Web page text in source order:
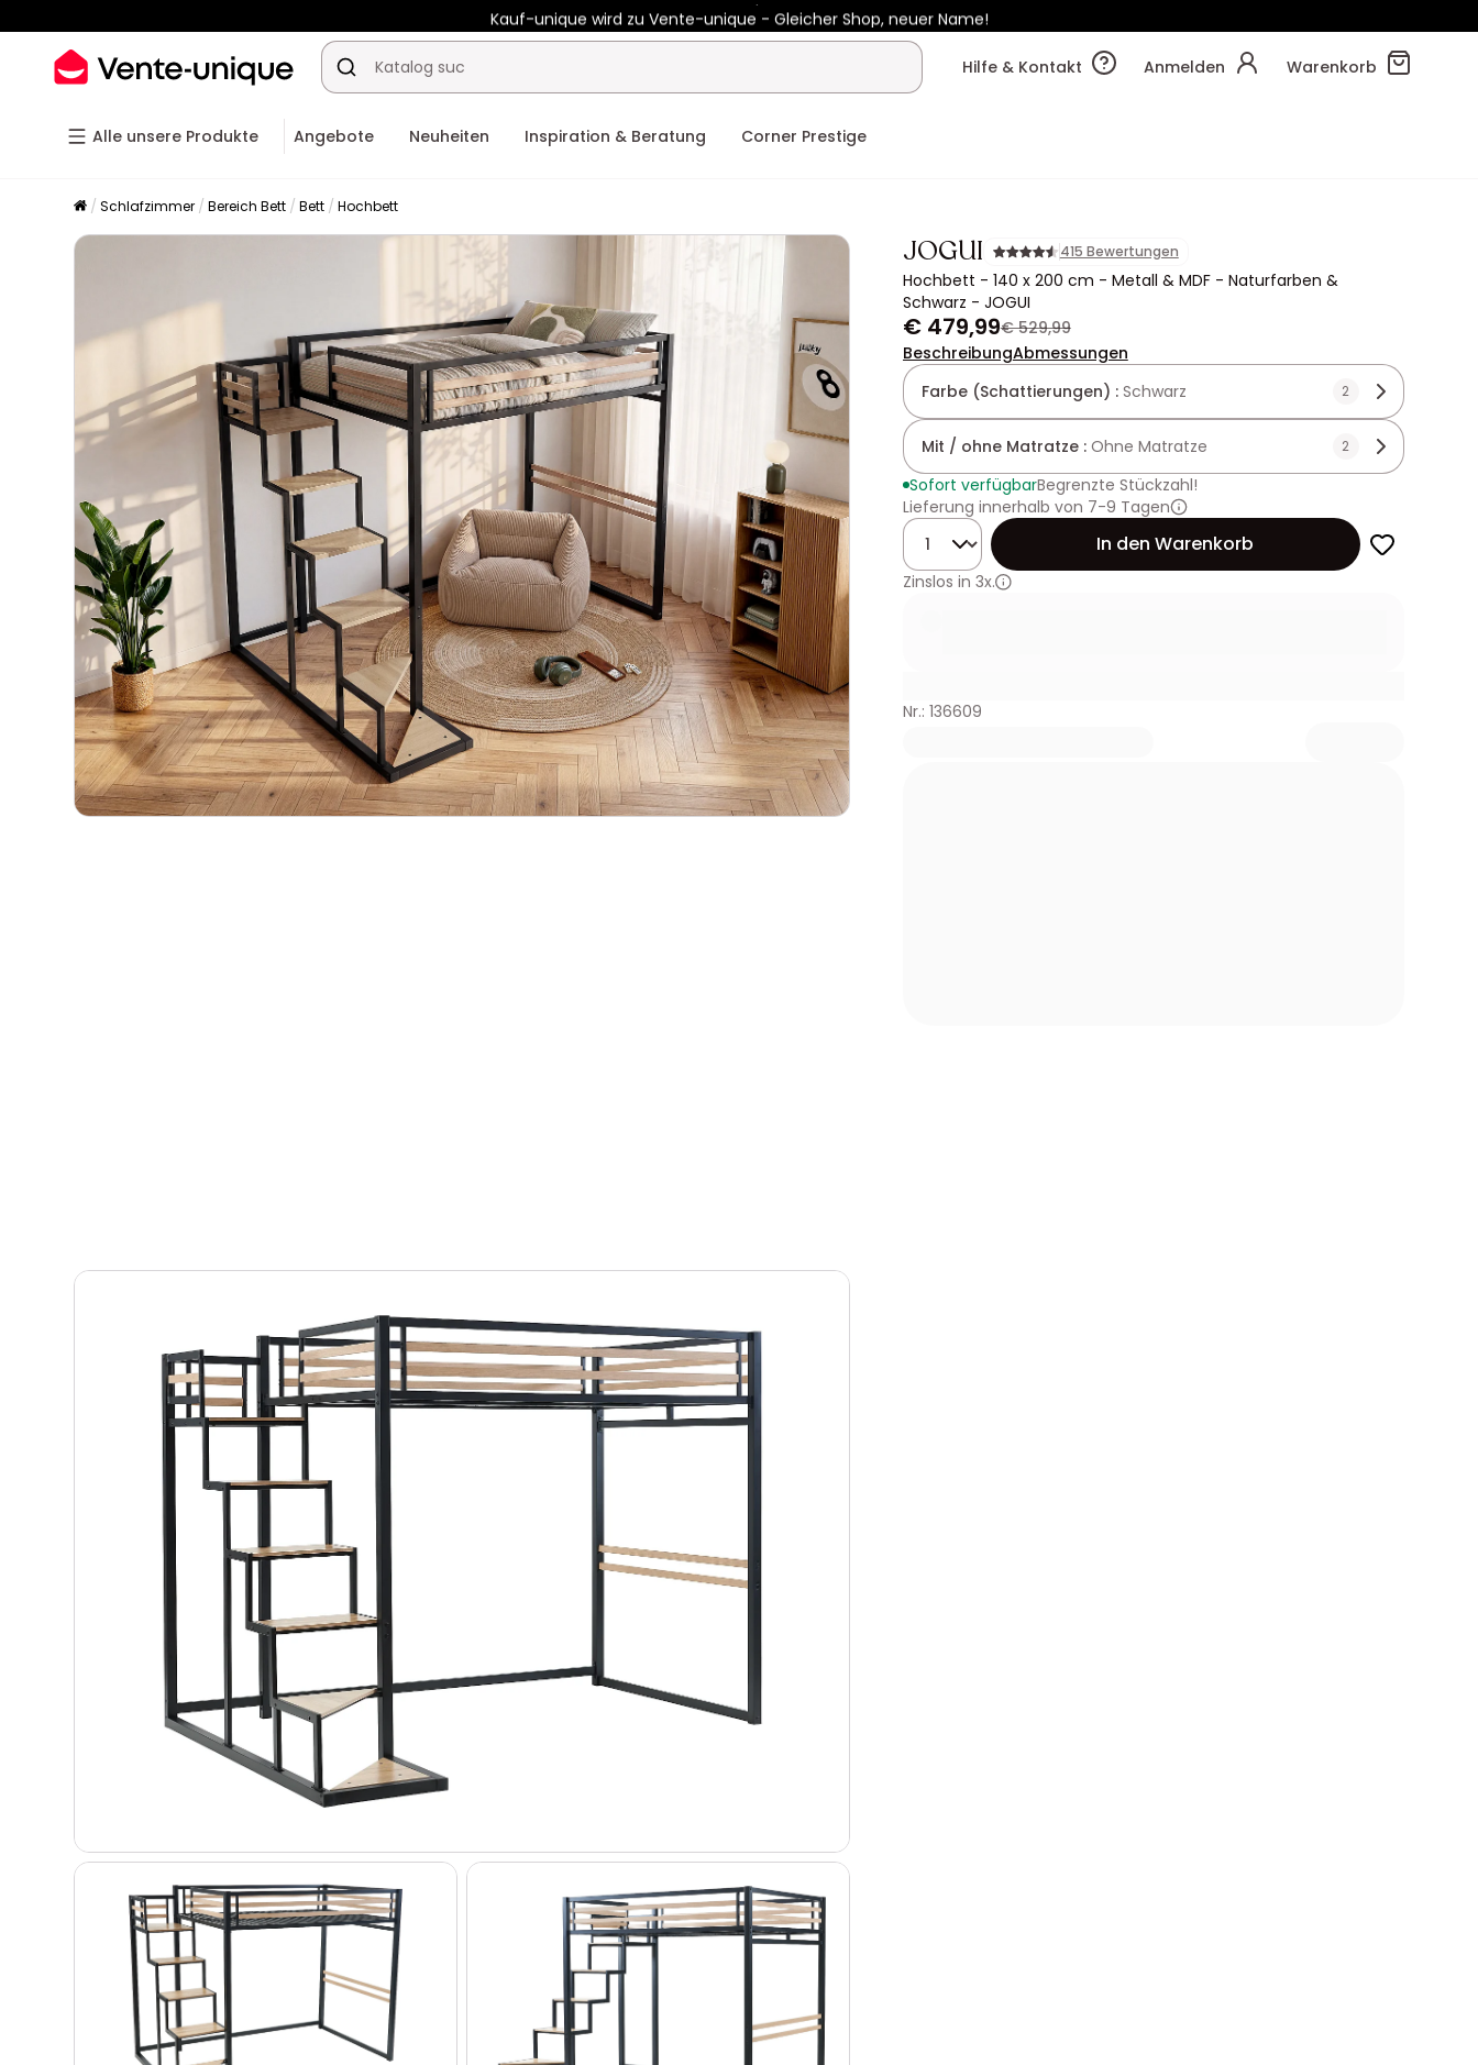
Kauf-unique wird zu Vente-unique - Gleicher Shop, neuer Name!
-10% ab €450 mitENJOY10auf Vente-unique-Produkte Noch:00t
Hilfe & Kontakt
Anmelden Warenkorb
Alle unsere Produkte Angebote Neuheiten Inspiration & Beratung Corner Prestige
Schlafzimmer Bereich Bett Bett Hochbett
JOGUI 415 Bewertungen
Hochbett - 140 x 200 cm - Metall & MDF - Naturfarben &
Schwarz - JOGUI
€ 479,99€ 529,99
BeschreibungAbmessungen
Farbe (Schattierungen) : Schwarz 2
Mit / ohne Matratze : Ohne Matratze 2
Sofort verfügbarBegrenzte Stückzahl!
Lieferung innerhalb von 7-9 Tagen
Menge
In den Warenkorb
Zinslos in 3x.
Nr.: 136609